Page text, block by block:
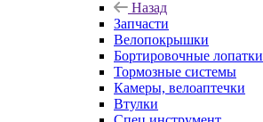
Назад
Запчасти
Велопокрышки
Бортировочные лопатки
Тормозные системы
Камеры, велоаптечки
Втулки